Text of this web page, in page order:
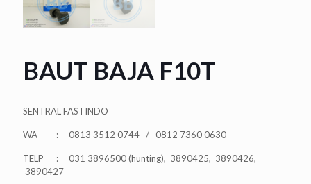
BAUT BAJA F10T
SENTRAL FASTINDO
WA : 0813 3512 0744 / 0812 7360 0630
TELP : 031 3896500 (hunting), 3890425, 3890426,
3890427